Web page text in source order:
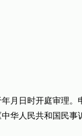
日时开庭审理。
华人民共和国民事